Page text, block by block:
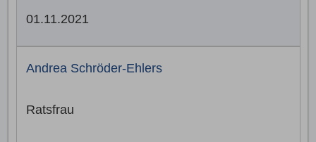
01.11.2021
Andrea Schröder-Ehlers
Ratsfrau